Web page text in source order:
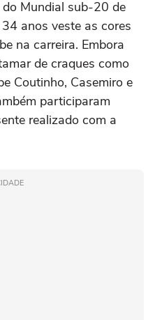
Mundial sub-20 de
anos veste as cores
na carreira. Embora
de craques como
Coutinho, Casemiro e
participaram
realizado com a